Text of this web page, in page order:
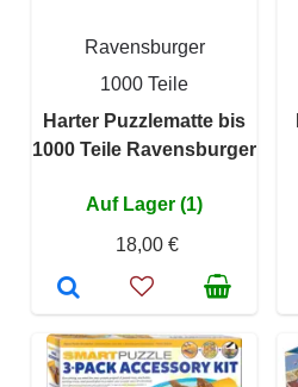
Ravensburger
1000 Teile
Harter Puzzlematte bis
1000 Teile Ravensburger
Auf Lager (1)
18,00 €